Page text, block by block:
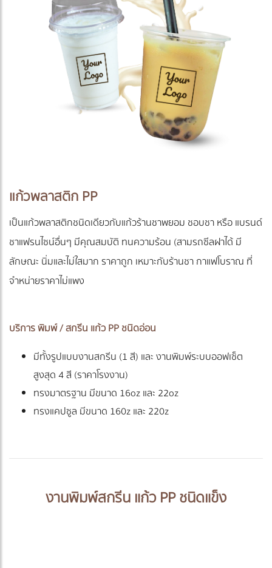
แก้วพลาสติก PP
เป็นแก้วพลาสติกชนิดเดียวกับแก้วร้านชาพยอม ชอบชา หรือ แบรนด์
ชาแฟรนไซน์อื่นๆ มีคุณสมบัติ ทนความร้อน (สามรถซีลฝาได้ มี
ลักษณะ นิ่มและไม่ใสมาก ราคาถูก เหมาะกับร้านชา กาแฟโบราณ ที่
จำหน่ายราคาไม่แพง
บริการ พิมพ์ / สกรีน แก้ว PP ชนิดอ่อน
มีทั้งรูปแบบงานสกรีน (1 สี) และ งานพิมพ์ระบบออฟเซ็ต
สูงสุด 4 สี (ราคาโรงงาน)
ทรงมาตรฐาน มีขนาด 16oz และ 22oz
ทรงแคปซูล มีขนาด 160z และ 220z
งานพิมพ์สกรีน แก้ว PP ชนิดแข็ง